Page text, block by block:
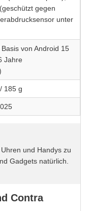
gegen
unter
von Android 15
Jahre
185 g
und Handys zu
Gadgets natürlich.
Contra